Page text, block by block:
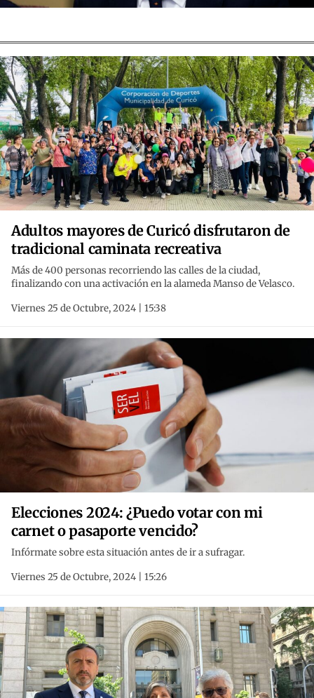
Adultos mayores de Curicó disfrutaron de
tradicional caminata recreativa
Más de 400 personas recorriendo las calles de la ciudad,
finalizando con una activación en la alameda Manso de Velasco.
Viernes 25 de Octubre, 2024 | 15:38
Elecciones 2024: ¿Puedo votar con mi
carnet o pasaporte vencido?
Infórmate sobre esta situación antes de ir a sufragar.
Viernes 25 de Octubre, 2024 | 15:26